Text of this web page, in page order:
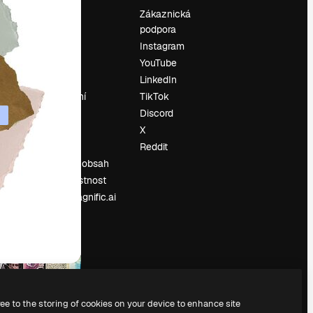
vyhledávání
Blog
Události
Prodávejte obsah
Tisková místnost
Hledáte magnific.ai
Zákaznická
podpora
Instagram
YouTube
LinkedIn
TikTok
Discord
X
Reddit
to the storing of cookies on your device to enhance site